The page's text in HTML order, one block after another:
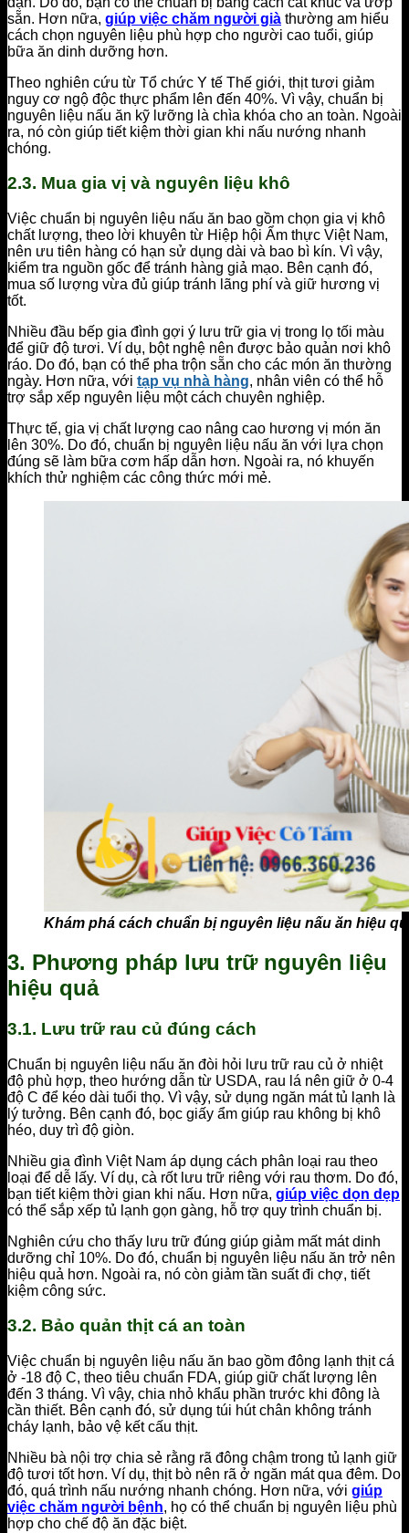
sẵn. Hơn nữa, giúp việc chăm người già thường am hiểu
cách chọn nguyên liệu phù hợp cho người cao tuổi, giúp
bữa ăn dinh dưỡng hơn.
Theo nghiên cứu từ Tổ chức Y tế Thế giới, thịt tươi giảm
nguy cơ ngộ độc thực phẩm lên đến 40%. Vì vậy, chuẩn bị
nguyên liệu nấu ăn kỹ lưỡng là chìa khóa cho an toàn. Ngoài
ra, nó còn giúp tiết kiệm thời gian khi nấu nướng nhanh
chóng.
2.3. Mua gia vị và nguyên liệu khô
Việc chuẩn bị nguyên liệu nấu ăn bao gồm chọn gia vị khô
chất lượng, theo lời khuyên từ Hiệp hội Ẩm thực Việt Nam,
nên ưu tiên hàng có hạn sử dụng dài và bao bì kín. Vì vậy,
kiểm tra nguồn gốc để tránh hàng giả mạo. Bên cạnh đó,
mua số lượng vừa đủ giúp tránh lãng phí và giữ hương vị
tốt.
Nhiều đầu bếp gia đình gợi ý lưu trữ gia vị trong lọ tối màu
để giữ độ tươi. Ví dụ, bột nghệ nên được bảo quản nơi khô
ráo. Do đó, bạn có thể pha trộn sẵn cho các món ăn thường
ngày. Hơn nữa, với tạp vụ nhà hàng, nhân viên có thể hỗ
trợ sắp xếp nguyên liệu một cách chuyên nghiệp.
Thực tế, gia vị chất lượng cao nâng cao hương vị món ăn
lên 30%. Do đó, chuẩn bị nguyên liệu nấu ăn với lựa chọn
đúng sẽ làm bữa cơm hấp dẫn hơn. Ngoài ra, nó khuyến
khích thử nghiệm các công thức mới mẻ.
Khám phá cách chuẩn bị nguyên liệu nấu ăn hiệu
3. Phương pháp lưu trữ nguyên liệu
hiệu quả
3.1. Lưu trữ rau củ đúng cách
Chuẩn bị nguyên liệu nấu ăn đòi hỏi lưu trữ rau củ ở nhiệt
độ phù hợp, theo hướng dẫn từ USDA, rau lá nên giữ ở 0-4
độ C để kéo dài tuổi thọ. Vì vậy, sử dụng ngăn mát tủ lạnh là
lý tưởng. Bên cạnh đó, bọc giấy ẩm giúp rau không bị khô
héo, duy trì độ giòn.
Nhiều gia đình Việt Nam áp dụng cách phân loại rau theo
loại để dễ lấy. Ví dụ, cà rốt lưu trữ riêng với rau thơm. Do đó,
bạn tiết kiệm thời gian khi nấu. Hơn nữa, giúp việc dọn dẹp
có thể sắp xếp tủ lạnh gọn gàng, hỗ trợ quy trình chuẩn bị.
Nghiên cứu cho thấy lưu trữ đúng giúp giảm mất mát dinh
dưỡng chỉ 10%. Do đó, chuẩn bị nguyên liệu nấu ăn trở nên
hiệu quả hơn. Ngoài ra, nó còn giảm tần suất đi chợ, tiết
kiệm công sức.
3.2. Bảo quản thịt cá an toàn
Việc chuẩn bị nguyên liệu nấu ăn bao gồm đông lạnh thịt cá
ở -18 độ C, theo tiêu chuẩn FDA, giúp giữ chất lượng lên
đến 3 tháng. Vì vậy, chia nhỏ khẩu phần trước khi đông là
cần thiết. Bên cạnh đó, sử dụng túi hút chân không tránh
cháy lạnh, bảo vệ kết cấu thịt.
Nhiều bà nội trợ chia sẻ rằng rã đông chậm trong tủ lạnh giữ
độ tươi tốt hơn. Ví dụ, thịt bò nên rã ở ngăn mát qua đêm. Do
đó, quá trình nấu nướng nhanh chóng. Hơn nữa, với giúp
việc chăm người bệnh, họ có thể chuẩn bị nguyên liệu phù
hợp cho chế độ ăn đặc biệt.